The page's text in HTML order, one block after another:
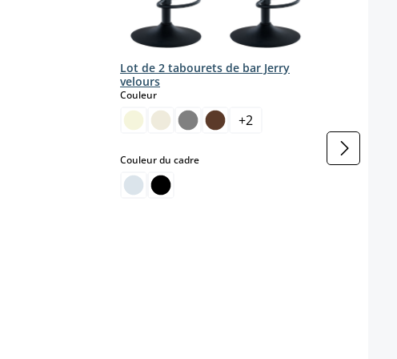
Lot de 2 tabourets de bar Jerry
velours
Couleurselect
+2
Couleur du cadreselect